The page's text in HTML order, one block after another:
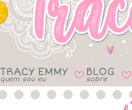
TRACY EMMY
quem sou eu B BLOG
sobre B